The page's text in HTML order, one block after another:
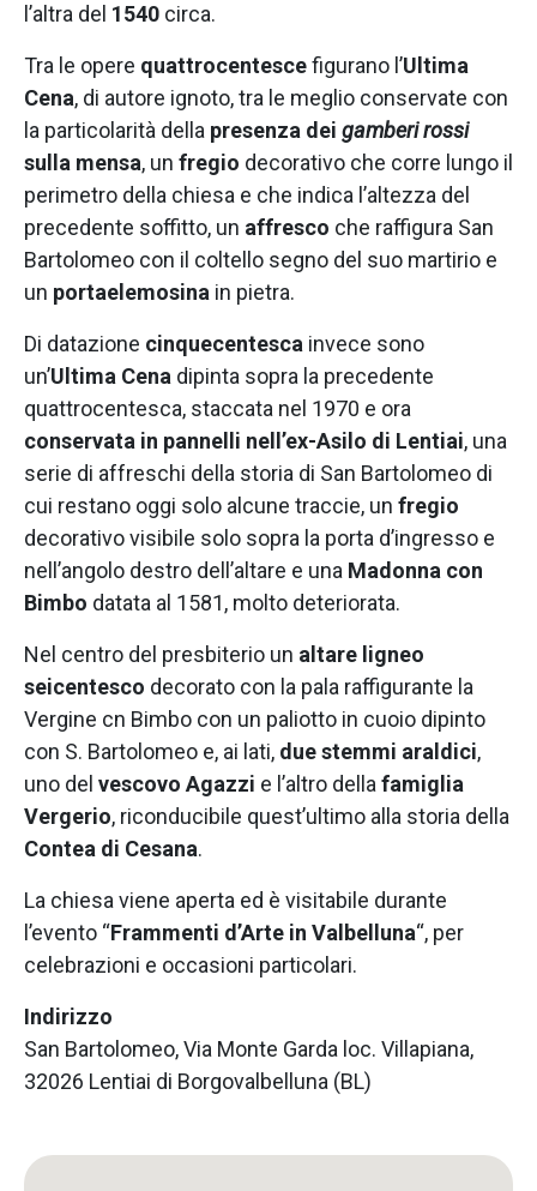
l’altra del 1540 circa.
Tra le opere quattrocentescefigurano l’Ultima
Cena, di autore ignoto, tra le meglio conservate con
la particolarità della presenza dei gamberi rossi
sulla mensa, un fregio decorativo che corre lungo il
perimetro della chiesa e che indica l’altezza del
precedente soffitto, un affresco che raffigura San
Bartolomeo con il coltello segno del suo martirio e
un portaelemosina in pietra.
Di datazione cinquecentesca invece sono
un’Ultima Cena dipinta sopra la precedente
quattrocentesca, staccata nel 1970 e ora
conservata in pannelli nell’ex-Asilo di Lentiai, una
serie di affreschi della storia di San Bartolomeo di
cui restano oggi solo alcune traccie, un fregio
decorativo visibile solo sopra la porta d’ingresso e
nell’angolo destro dell’altare e una Madonna con
Bimbo datata al 1581, molto deteriorata.
Nel centro del presbiterio un altare ligneo
seicentesco decorato con la pala raffigurante la
Vergine cn Bimbo con un paliotto in cuoio dipinto
con S. Bartolomeo e, ai lati, due stemmi araldici,
uno del vescovo Agazzi e l’altro della famiglia
Vergerio, riconducibile quest’ultimo alla storia della
Contea di Cesana.
La chiesa viene aperta ed è visitabile durante
l’evento “Frammenti d’Arte in Valbelluna“, per
celebrazioni e occasioni particolari.
Indirizzo
San Bartolomeo, Via Monte Garda loc. Villapiana,
32026 Lentiai di Borgovalbelluna (BL)